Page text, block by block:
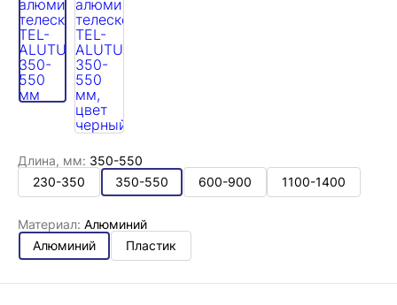
Длина, мм: 350-550
230-350
350-550 600-900 1100-1400
Материал: Алюминий
Алюминий
Пластик